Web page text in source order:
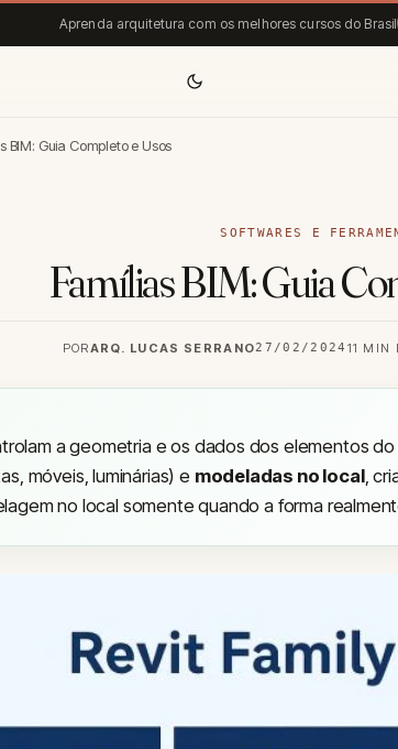
Aprenda arquitetura com os melhores cursos do Brasil
BIM: Guia Completo e Usos
SOFTWARES E
Famílias BIM: Guia
PORARQ. LUCAS SERRANO27/02/2024 11 MIN
a geometria e os dados dos elementos
móveis, luminárias) e modeladas no local,
no local somente quando a forma